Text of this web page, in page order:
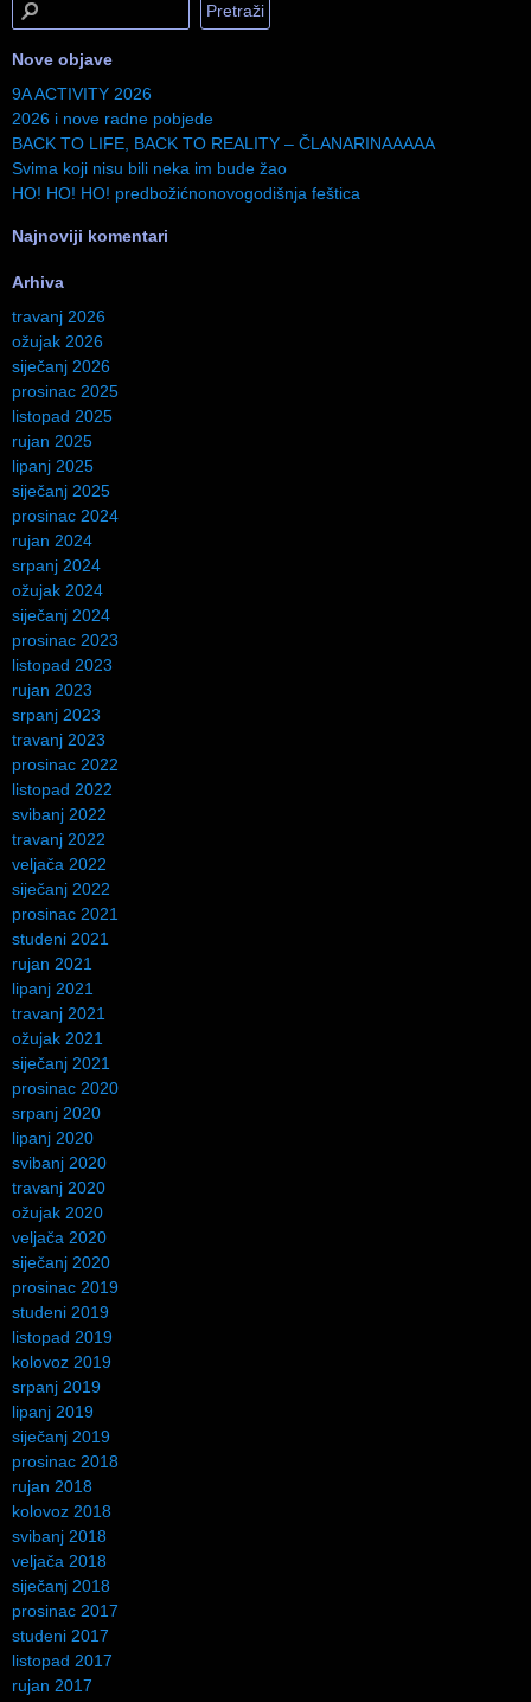
Nove objave
9A ACTIVITY 2026
2026 i nove radne pobjede
BACK TO LIFE, BACK TO REALITY – ČLANARINAAAAA
Svima koji nisu bili neka im bude žao
HO! HO! HO! predbožićnonovogodišnja feštica
Najnoviji komentari
Arhiva
travanj 2026
ožujak 2026
siječanj 2026
prosinac 2025
listopad 2025
rujan 2025
lipanj 2025
siječanj 2025
prosinac 2024
rujan 2024
srpanj 2024
ožujak 2024
siječanj 2024
prosinac 2023
listopad 2023
rujan 2023
srpanj 2023
travanj 2023
prosinac 2022
listopad 2022
svibanj 2022
travanj 2022
veljača 2022
siječanj 2022
prosinac 2021
studeni 2021
rujan 2021
lipanj 2021
travanj 2021
ožujak 2021
siječanj 2021
prosinac 2020
srpanj 2020
lipanj 2020
svibanj 2020
travanj 2020
ožujak 2020
veljača 2020
siječanj 2020
prosinac 2019
studeni 2019
listopad 2019
kolovoz 2019
srpanj 2019
lipanj 2019
siječanj 2019
prosinac 2018
rujan 2018
kolovoz 2018
svibanj 2018
veljača 2018
siječanj 2018
prosinac 2017
studeni 2017
listopad 2017
rujan 2017